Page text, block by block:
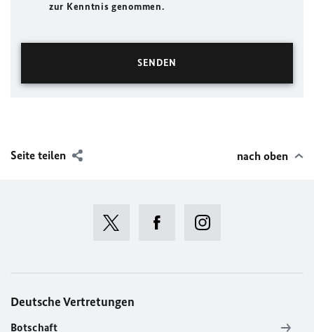
zur Kenntnis genommen.
Seite teilen nach oben
Deutsche Vertretungen
Botschaft